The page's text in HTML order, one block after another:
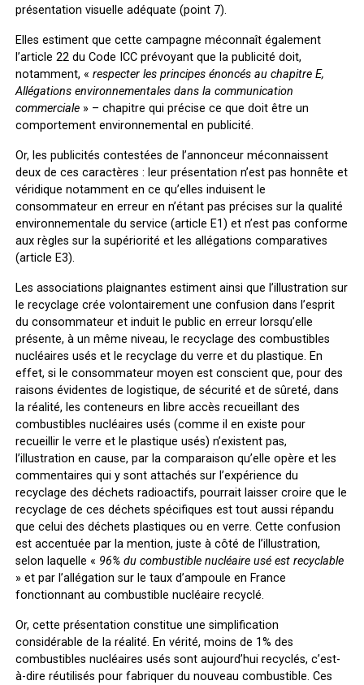
présentation visuelle adéquate (point 7).
Elles estiment que cette campagne méconnaît également
l’article 22 du Code ICCprévoyant que la publicité doit,
notamment, « respecter les principes énoncés au chapitre E,
Allégations environnementales dans la communication
commerciale» – chapitre qui précise ce que doit être un
comportement environnemental en publicité.
Or, les publicités contestées de l’annonceur méconnaissent
deux de ces caractères : leur présentation n’est pas honnête et
véridique notamment en ce qu’elles induisent le
consommateur en erreur en n’étant pas précises sur la qualité
environnementale du service (article E1) et n’est pas conforme
aux règles sur la supériorité et les allégations comparatives
(article E3).
Les associations plaignantes estiment ainsi que l’illustration sur
le recyclage crée volontairement une confusion dans l’esprit
du consommateur et induit le public en erreur lorsqu’elle
présente, à un même niveau, le recyclage des combustibles
nucléaires usés et le recyclage du verre et du plastique. En
effet, si le consommateur moyen est conscient que, pour des
raisons évidentes de logistique, de sécurité et de sûreté, dans
la réalité, les conteneurs en libre accès recueillant des
combustibles nucléaires usés (comme il en existe pour
recueillir le verre et le plastique usés) n’existent pas,
l’illustration en cause, par la comparaison qu’elle opère et les
commentaires qui y sont attachés sur l’expérience du
recyclage des déchets radioactifs, pourrait laisser croire que le
recyclage de ces déchets spécifiques est tout aussi répandu
que celui des déchets plastiques ou en verre. Cette confusion
est accentuée par la mention, juste à côté de l’illustration,
selon laquelle « 96% du combustible nucléaire usé est recyclable
» et par l’allégation sur le taux d’ampoule en France
fonctionnant au combustible nucléaire recyclé.
Or, cette présentation constitue une simplification
considérable de la réalité. En vérité, moins de 1% des
combustibles nucléaires usés sont aujourd’hui recyclés, c’est-
à-dire réutilisés pour fabriquer du nouveau combustible. Ces